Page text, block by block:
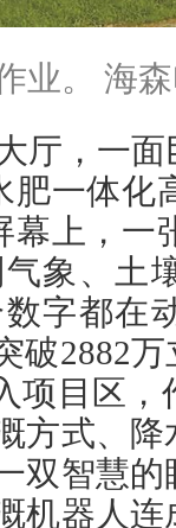
业。 海
厅，一
肥一体化
幕上，一
象、土
字都在
破2882
项目区
方式、
双智慧
机器人